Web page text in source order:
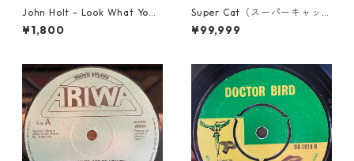
John Holt - Look What Yo
u've Done【7-21817】
¥1,800
Super Cat（スーパーキャッ
ト） - Don Dada【7inch】
¥99,999